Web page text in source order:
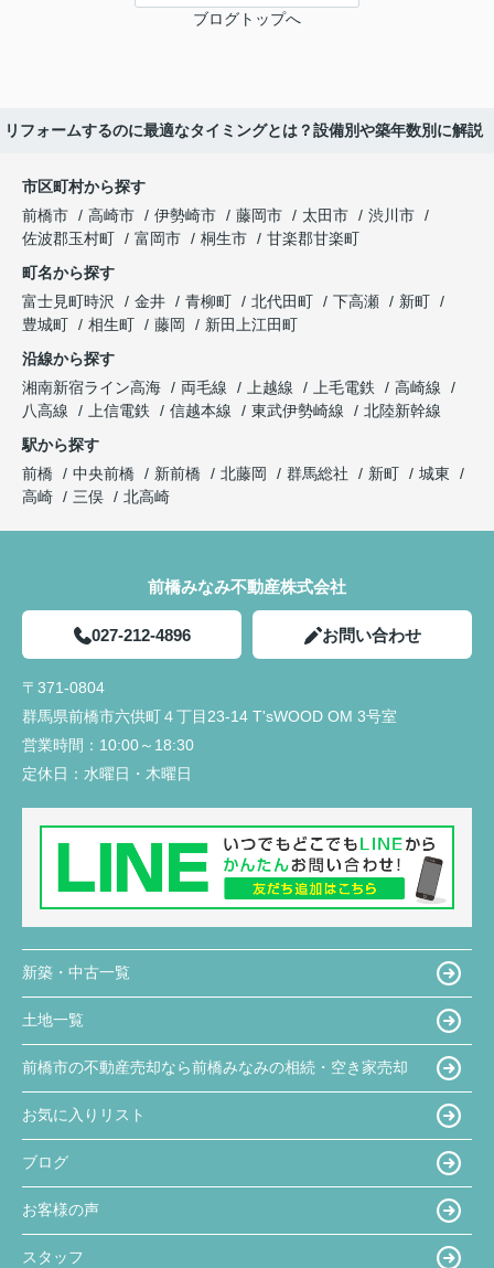
ブログトップへ
リフォームするのに最適なタイミングとは？設備別や築年数別に解説
市区町村から探す
前橋市
高崎市 伊勢崎市 藤岡市 太田市
渋川市
佐波郡玉村町
富岡市 桐生市
甘楽郡甘楽町
町名から探す
富士見町時沢
金井 青柳町 北代田町 下高瀬
新町
豊城町
相生町 藤岡
新田上江田町
沿線から探す
湘南新宿ライン高海
両毛線 上越線 上毛電鉄
高崎線
八高線
上信電鉄 信越本線 東武伊勢崎線
北陸新幹線
駅から探す
前橋
中央前橋 新前橋 北藤岡 群馬総社 新町
城東
高崎
三俣 北高崎
前橋みなみ不動産株式会社
027-212-4896 お問い合わせ
〒371-0804
群馬県前橋市六供町４丁目23‐14 T'sWOOD OM 3号室
営業時間： 10:00～18:30
定休日： 水曜日・木曜日
新築・中古一覧
土地一覧
前橋市の不動産売却なら前橋みなみの相続・空き家売却
お気に入りリスト
ブログ
お客様の声
スタッフ